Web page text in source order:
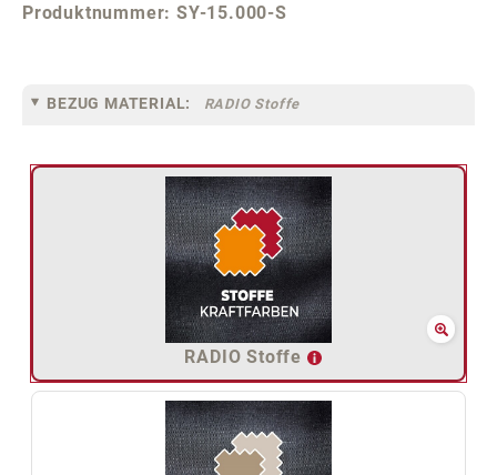
Produktnummer:SY-15.000-S
BEZUG MATERIAL: RADIO Stoffe
RADIO Stoffe